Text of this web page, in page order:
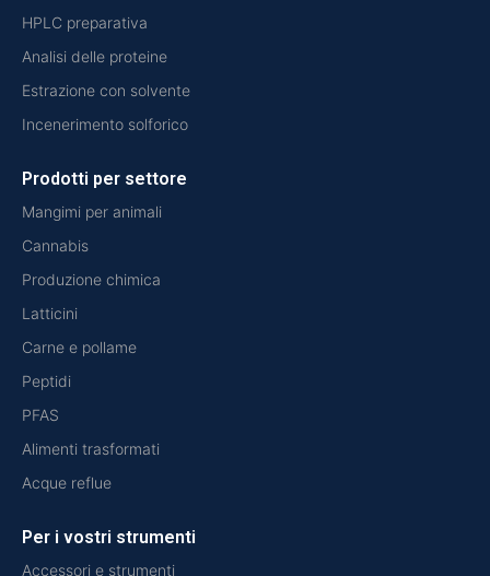
HPLC preparativa
Analisi delle proteine
Estrazione con solvente
Incenerimento solforico
Prodotti per settore
Mangimi per animali
Cannabis
Produzione chimica
Latticini
Carne e pollame
Peptidi
PFAS
Alimenti trasformati
Acque reflue
Per i vostri strumenti
Accessori e strumenti